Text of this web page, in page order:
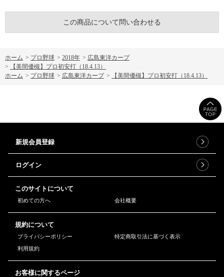
この商品について問い合わせる
ホーム > プロ野球 > 2018年 > 広島東洋カープ
>
【美間優槻】プロ初安打（18.4.13）
ホーム > プロ野球 > 広島東洋カープ > 【美間優槻】プロ初安打（18.4.13）
新規会員登録
ログイン
このサイトについて
初めての方へ 会社概要
規約について
プライバシーポリシー
特定商取引法に基づく表示
利用規約
お客様に関するページ